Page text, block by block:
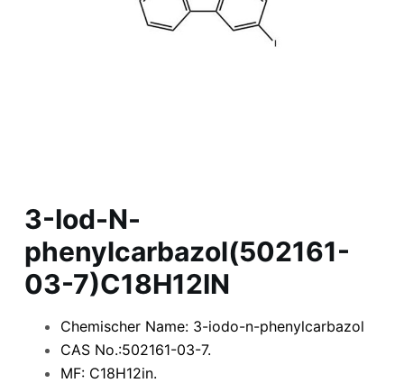
3-Iod-N-
phenylcarbazol(502161-
03-7)C18H12IN
Chemischer Name: 3-iodo-n-phenylcarbazol
CAS No.:502161-03-7.
MF: C18H12in.